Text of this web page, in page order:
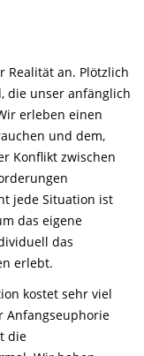
Realität an. Plötzlich
die unser anfänglich
erleben einen
und dem,
Konflikt zwischen
jede Situation ist
das eigene
das
erlebt.
kostet sehr viel
Anfangseuphorie
die